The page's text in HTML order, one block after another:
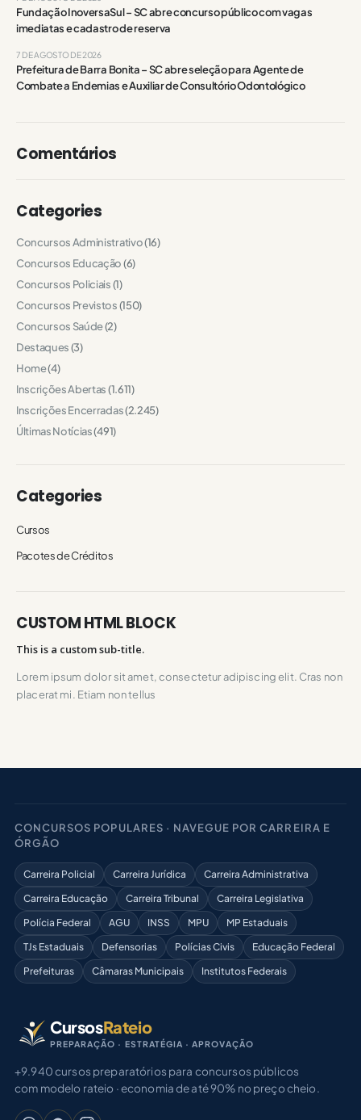
Fundação InoversaSul – SC abre concurso público com vagas
imediatas e cadastro de reserva
Prefeitura de Barra Bonita – SC abre seleção para Agente de
Combate a Endemias e Auxiliar de Consultório Odontológico
7 DE AGOSTO DE 2026
Comentários
Categories
Concursos Administrativo(16)
Concursos Educação(6)
Concursos Policiais(1)
Concursos Previstos(150)
Concursos Saúde(2)
Destaques(3)
Home(4)
Inscrições Abertas(1.611)
Inscrições Encerradas(2.245)
Últimas Notícias(491)
Categories
Cursos
Pacotes de Créditos
CUSTOM HTML BLOCK
This is a custom sub-title.
Lorem ipsum dolor sit amet, consectetur adipiscing elit. Cras non
placerat mi. Etiam non tellus
CONCURSOS POPULARES · NAVEGUE POR CARREIRA E
ÓRGÃO
Carreira Policial Carreira Jurídica
Carreira Administrativa
Carreira Educação
Carreira Tribunal
Carreira Legislativa
Polícia Federal
AGU INSS MPU
MP Estaduais
TJs Estaduais
Defensorias Polícias Civis
Educação Federal
Prefeituras
Câmaras Municipais Institutos Federais
CursosRateio
PREPARAÇÃO · ESTRATÉGIA · APROVAÇÃO
+9.940 cursos preparatórios para concursos públicos
com modelo rateio · economia de até 90% no preço cheio.